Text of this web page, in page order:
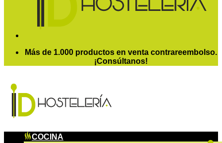
Más de 1.000 productos en venta contrareembolso.
¡Consúltanos!
COCINA